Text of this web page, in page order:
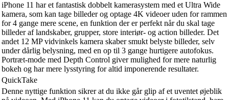
iPhone 11 har et fantastisk dobbelt kamerasystem med et Ultra Wide
kamera, som kan tage billeder og optage 4K videoer uden for rammen
for 4 gange mere scene, en funktion der er perfekt når du skal tage
billeder af landskaber, grupper, store interiør- og action billeder. Det
andet 12 MP vidvinkels kamera skaber smukt belyste billeder, selv
under dårlig belysning, med en op til 3 gange hurtigere autofokus.
Portræt-mode med Depth Control giver mulighed for mere naturlig
bokeh og har mere lysstyring for altid imponerende resultater.
QuickTake
Denne nyttige funktion sikrer at du ikke går glip af et uventet øjeblik